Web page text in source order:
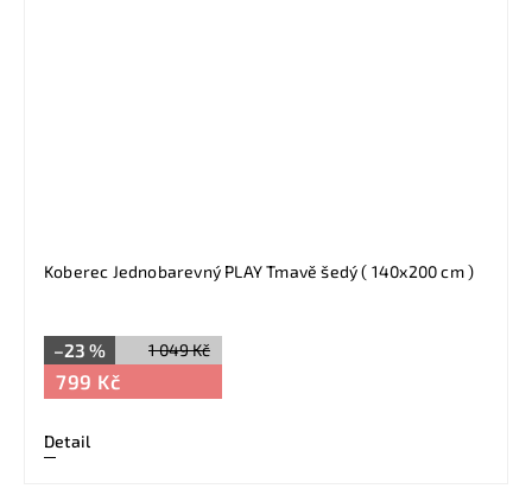
Koberec Jednobarevný PLAY Tmavě šedý ( 140x200 cm )
1 049 Kč
–23 %
799 Kč
Detail